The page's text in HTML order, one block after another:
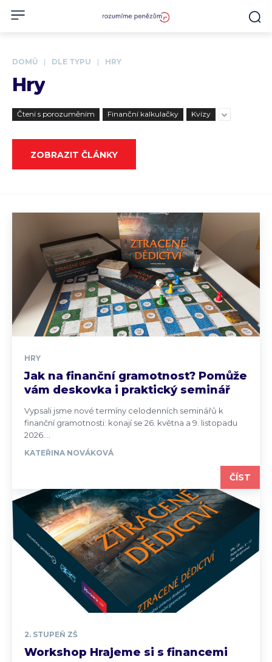
DOMŮ DLE TYPU HRY
Hry
Čtení s porozuměním Finanční kalkulačky Kvízy
ZOBRAZIT ČLÁNKY
HRY
Jak na finanční gramotnost? Pomůže
vám deskovka i praktický seminář
Vypsali jsme nové termíny celodenních seminářů k
finanční gramotnosti: konají se 26. května a 9. listopadu
2026....
KATEŘINA NOVÁKOVÁ
ČÍST
2. STUPEŇ ZŠ
Workshop Hrajeme si s financemi